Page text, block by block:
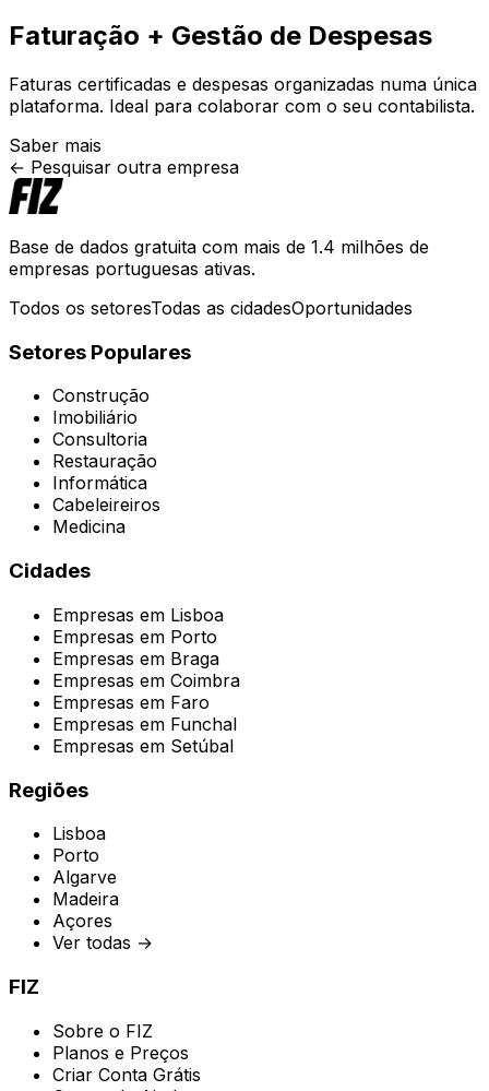
Faturação + Gestão de Despesas
Faturas certificadas e despesas organizadas numa única
plataforma. Ideal para colaborar com o seu contabilista.
Saber mais
← Pesquisar outra empresa
Base de dados gratuita com mais de 1.4 milhões de
empresas portuguesas ativas.
Todos os setoresTodas as cidadesOportunidades
Setores Populares
Construção
Imobiliário
Consultoria
Restauração
Informática
Cabeleireiros
Medicina
Cidades
Empresas em Lisboa
Empresas em Porto
Empresas em Braga
Empresas em Coimbra
Empresas em Faro
Empresas em Funchal
Empresas em Setúbal
Regiões
Lisboa
Porto
Algarve
Madeira
Açores
Ver todas →
FIZ
Sobre o FIZ
Planos e Preços
Criar Conta Grátis